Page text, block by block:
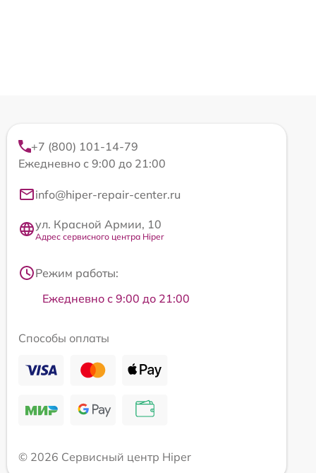
+7 (800) 101-14-79
Ежедневно с 9:00 до 21:00
info@hiper-repair-center.ru
ул. Красной Армии, 10
Адрес сервисного центра Hiper
Режим работы:
Ежедневно с 9:00 до 21:00
Способы оплаты
© 2026 Сервисный центр Hiper